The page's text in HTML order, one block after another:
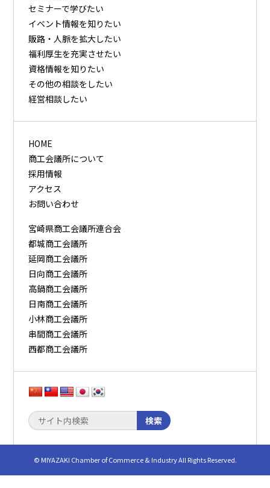
セミナーで学びたい
イベント情報を知りたい
販路・⼈脈を拡⼤したい
福利厚⽣を充実させたい
資格情報を知りたい
その他の相談をしたい
経営相談したい
HOME
商工会議所について
採用情報
アクセス
お問い合わせ
宮崎県商工会議所連合会
都城商工会議所
延岡商工会議所
日向商工会議所
高鍋商工会議所
日南商工会議所
小林商工会議所
串間商工会議所
西都商工会議所
検索
© MIYAZAKI Chamber of Commerce & Industry All Rights Reserved.